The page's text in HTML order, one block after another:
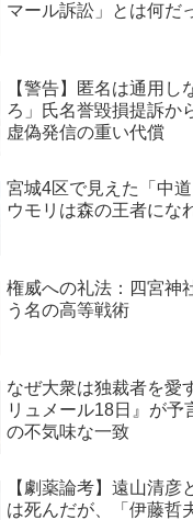
マール訴訟」とは何だ
【警告】匿名は通用し
ろ」氏名誉毀損提訴か
虚偽発信の重い代償
宮城4区で見えた「中
ウモリは森の王者にな
権威への礼法：四宮神
う名の高等戦術
なぜ大衆は独裁者を愛
リュメール18日』が予
の不気味な一致
【劇薬論考】遠山清彦
は死んだが、「伊藤哲